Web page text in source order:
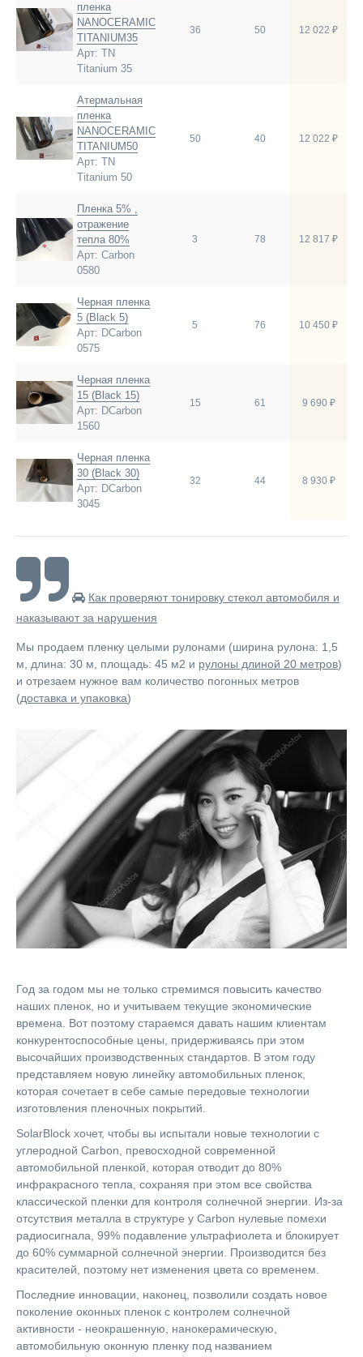
пленка
NANOCERAMIC
TITANIUM35
Арт: TN
Titanium 35
36 50 12 022 ₽
Атермальная
пленка
NANOCERAMIC
TITANIUM50
Арт: TN
Titanium 50
50 40 12 022 ₽
Пленка 5% ,
отражение
тепла 80%
Арт: Carbon
0580
3 78 12 817 ₽
Черная пленка
5 (Black 5)
Арт: DCarbon
0575
5 76 10 450 ₽
Черная пленка
15 (Black 15)
Арт: DCarbon
1560
15 61 9 690 ₽
Черная пленка
30 (Black 30)
Арт: DCarbon
3045
32 44 8 930 ₽
Как проверяют тонировку стекол автомобиля и
наказывают за нарушения
Мы продаем пленку целыми рулонами (ширина рулона: 1,5
м, длина: 30 м, площадь: 45 м2 и рулоны длиной 20 метров)
и отрезаем нужное вам количество погонных метров
(доставка и упаковка)
Год за годом мы не только стремимся повысить качество
наших пленок, но и учитываем текущие экономические
времена. Вот поэтому стараемся давать нашим клиентам
конкурентоспособные цены, придерживаясь при этом
высочайших производственных стандартов. В этом году
представляем новую линейку автомобильных пленок,
которая сочетает в себе самые передовые технологии
изготовления пленочных покрытий.
SolarBlock хочет, чтобы вы испытали новые технологии с
углеродной Carbon, превосходной современной
автомобильной пленкой, которая отводит до 80%
инфракрасного тепла, сохраняя при этом все свойства
классической пленки для контроля солнечной энергии. Из-за
отсутствия металла в структуре у Carbon нулевые помехи
радиосигнала, 99% подавление ультрафиолета и блокирует
до 60% суммарной солнечной энергии. Производится без
красителей, поэтому нет изменения цвета со временем.
Последние инновации, наконец, позволили создать новое
поколение оконных пленок с контролем солнечной
активности - неокрашенную, нанокерамическую,
автомобильную оконную пленку под названием